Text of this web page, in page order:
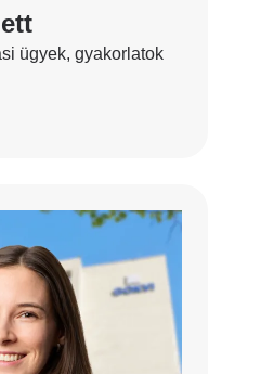
ügyek, gyakorlatok